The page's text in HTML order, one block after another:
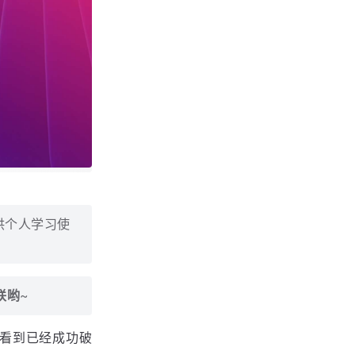
人学习使
哟~
到已经成功破